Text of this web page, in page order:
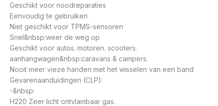
Geschikt voor noodreparaties
Eenvoudig te gebruiken
Niet geschikt voor TPMS-sensoren
Snel&nbsp:weer de weg op
Geschikt voor autos. motoren. scooters.
aanhangwagen&nbsp:caravans & campers.
Nooit meer vieze handen met het wisselen van een band
Gevarenaanduidingen (CLP):
-&nbsp:
H220 Zeer licht ontvlambaar gas.